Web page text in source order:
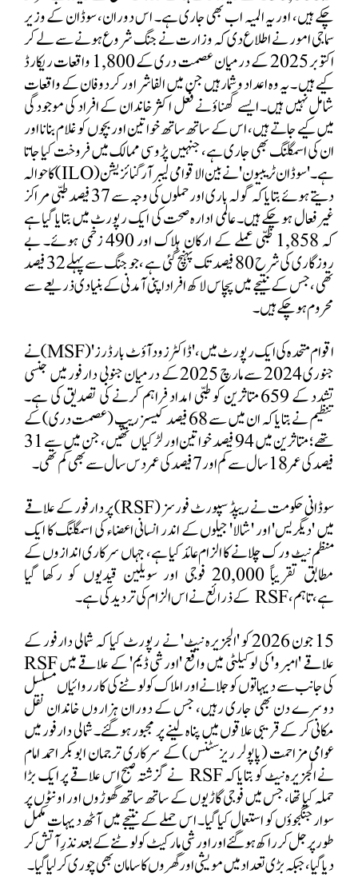
چکے ہیں، اور یہ المیہ اب بھی جاری ہے۔ اس دوران، سوڈان کے وزیر
سماجی امور نے اطلاع دی کہ وزارت نے جنگ شروع ہونے سے لے کر
اکتوبر2025کے درمیان عصمت دری کے1,800واقعات ریکارڈ
کیے ہیں ۔یہ وہ اعداد و شمار ہیں جن میں الفاشر اور کردوفان کے واقعات
شامل نہیں ہیں۔ ایسے گھناؤنے فعل اکثر خاندان کے افراد کی موجودگی
میں کیے جاتے ہیں، اس کے ساتھ ساتھ خواتین اور بچوں کو غلام بنانا اور
ان کی اسمگلنگ بھی جاری ہے، جنہیں پڑوسی ممالک میں فروخت کیا جاتا
ہے۔ 'سوڈان ٹریبیون' نے بین الاقوامی لیبر آرگنائزیشن (ILO) کا حوالہ
دیتے ہوئے بتایا کہ گولہ باری اور حملوں کی وجہ سے37فیصد طبی مراکز
غیر فعال ہو چکے ہیں۔ عالمی ادارہ صحت کی ایک رپورٹ میں بتایا گیا ہے
کہ1,858 طبی عملے کے ارکان ہلاک اور490زخمی ہوئے۔ بے
روزگاری کی شرح80فیصد تک پہنچ گئی ہے ،جو جنگ سے پہلے32فیصد
تھی ،جس کے نتیجے میں پچاس لاکھ افراد اپنی آمدنی کے بنیادی ذریعے سے
محروم ہو چکے ہیں۔
اقوام متحدہ کی ایک رپورٹ میں، 'ڈاکٹرز ود آؤٹ بارڈرز' (MSF) نے
جنوری2024سے مارچ2025کے درمیان جنوبی دارفور میں جنسی
تشدد کے659متاثرین کو طبی امداد فراہم کرنے کی تصدیق کی ہے۔
تنظیم نے بتایا کہ ان میں سے68فیصد کیسز ریپ (عصمت دری) کے
تھے؛ متاثرین میں94فیصد خواتین اور لڑکیاں تھیں، جن میں سے31
فیصد کی عمر18سال سے کم اور7فیصد کی عمر دس سال سے بھی کم تھی۔
سوڈانی حکومت نے ریپڈ سپورٹ فورسز (RSF) پر دارفور کے علاقے
میں 'دیگریس' اور 'شالا' جیلوں کے اندر انسانی اعضاء کی اسمگلنگ کا ایک
منظم نیٹ ورک چلانے کا الزام عائد کیا ہے،جہاں سرکاری اندازوں کے
مطابق تقریباً20,000 فوجی اور سویلین قیدیوں کو رکھا گیا
ہے،تاہم،RSF کے ذرائع نے اس الزام کی تردید کی ہے۔
15جون2026کو 'الجزیرہ نیٹ' نے رپورٹ کیا کہ شمالی دارفور کے
علاقے 'امبرو' کی لوکیلٹی میں واقع 'اورشی ڈیم' کے علاقے میںRSF
کی جانب سے دیہاتوں کو جلانے اور املاک کو لوٹنے کی کارروائیاں مسلسل
دوسرے دن بھی جاری رہیں، جس کے دوران ہزاروں خاندان نقل
مکانی کر کے قریبی علاقوں میں پناہ لینے پر مجبور ہو گئے۔ شمالی دارفور میں
عوامی مزاحمت (پاپولر ریزسٹنس) کے سرکاری ترجمان ابوبکر احمد امام
نے الجزیرہ نیٹ کو بتایا کہRSF نے گزشتہ صبح اس علاقے پر ایک بڑا
حملہ کیا تھا، جس میں فوجی گاڑیوں کے ساتھ ساتھ گھوڑوں اور اونٹوں پر
سوار جنگجوؤں کو استعمال کیا گیا۔ اس حملے کے نتیجے میں آٹھ دیہات مکمل
طور پر جل کر راکھ ہو گئے اور اورشی مارکیٹ کو لوٹنے کے بعد نذرِ آتش کر
دیا گیا، جبکہ بڑی تعداد میں مویشی اور گھروں کا سامان بھی چوری کر لیا گیا۔